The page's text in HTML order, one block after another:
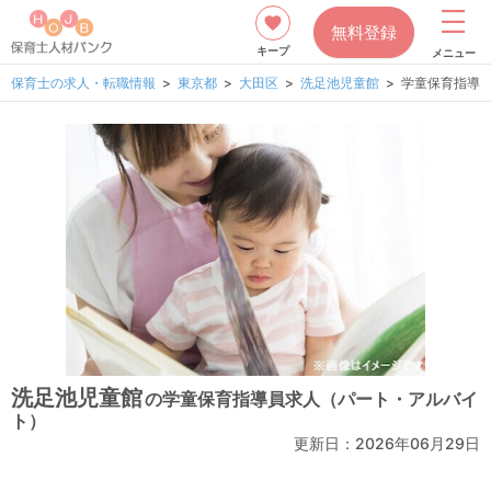
キープ
無料登録
メニュー
保育士の求人・転職情報 東京都 大田区 洗足池児童館 学童保育指導
洗足池児童館の学童保育指導員求人（パート・アルバイ
ト）
更新日：2026年06月29日